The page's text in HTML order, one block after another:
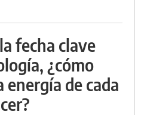
fecha clave
¿cómo
energía de cada